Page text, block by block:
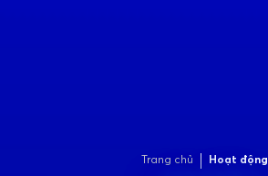
Trang chủ Hoạt động